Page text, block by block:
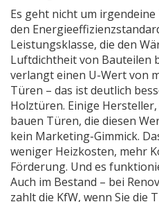
Es geht nicht um
den
Leistungsklasse, die den
Luftdichtheit von Bauteilen
verlangt einen U-Wert von
Türen – das ist deutlich
Holztüren. Einige
bauen Türen, die diesen
kein Marketing-Gimmick.
weniger Heizkosten, mehr
Förderung. Und es
Auch im Bestand – bei
zahlt die KfW, wenn Sie die